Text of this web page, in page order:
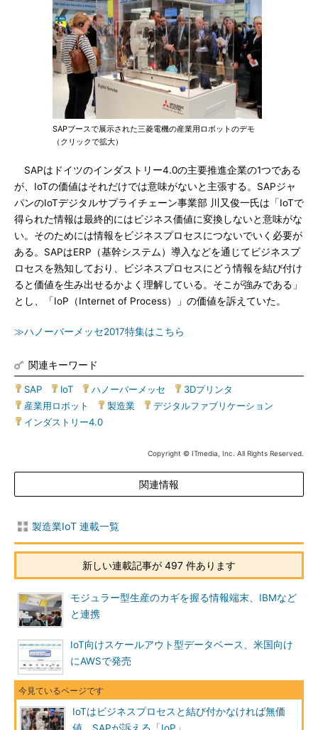
SAPブースで展示された三菱電機の産業用ロボットのデモ
（クリックで拡大）
SAPはドイツのインダストリー4.0の主要推進企業の1つである
が、IoTの価値はそれだけでは意味がないと主張する。SAPジャ
パンのIoTデジタルサプライチェーン事業部 川又俊一氏は「IoTで
得られた情報は最終的にはビジネス価値に変換しないと意味がな
い。そのためには情報をビジネスプロセスにつないでいく必要が
ある。SAPはERP（基幹システム）導入などを通じてビジネスプ
ロセスを熟知しており、ビジネスプロセスにどう情報を結び付け
ると価値を生み出せるかよく理解している。そこが強みである」
とし、「IoP（Internet of Process）」の価値を訴えていた。
≫ハノーバーメッセ2017特集はこちら
関連キーワード
SAP IoT ハノーバーメッセ 3Dプリンタ
産業用ロボット
製造業 デジタルファブリケーション
インダストリー4.0
Copyright © ITmedia, Inc. All Rights Reserved.
関連情報
製造業IoT 連載一覧
新しい連載記事が 497 件あります
モジュラー型生産のカギを握る情報端末、IBMなど
と連携
IoT向けスケールアウト型データベース、米国向け
にAWSで発売
IoTはビジネスプロセスと結び付かなければ無価